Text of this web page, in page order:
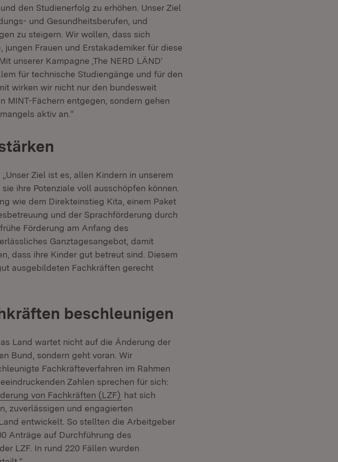
den Studienerfolg zu erhöhen. Unser Ziel
und Gesundheitsberufen, und
zu steigern. Wir wollen, dass sich
Frauen und Erstakademiker für diese
unserer Kampagne ‚The NERD LÄND‘
für technische Studiengänge und für den
wirken wir nicht nur den bundesweit
MINT-Fächern entgegen, sondern gehen
aktiv an.“
„Unser Ziel ist es, allen Kindern in unserem
ihre Potenziale voll ausschöpfen können.
wie dem Direkteinstieg Kita, einem Paket
und der Sprachförderung durch
Förderung am Anfang des
Ganztagesangebot, damit
dass ihre Kinder gut betreut sind. Diesem
ausgebildeten Fachkräften gerecht
beschleunigen
Land wartet nicht auf die Änderung der
Bund, sondern geht voran. Wir
Fachkräfteverfahren im Rahmen
Zahlen sprechen für sich:
von Fachkräften (LZF) (Öffnet in neuem Fenster)
hat sich
zuverlässigen und engagierten
entwickelt. So stellten die Arbeitgeber
Anträge auf Durchführung des
LZF. In rund 220 Fällen wurden